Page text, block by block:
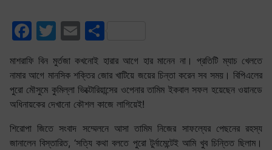
Facebook
Twitter
Email
মাশরাফি বিন মুর্তজা কখনোই হারার আগে হার মানেন না। প্রতিটি ম্যাচ খেলতে
নামার আগে মানসিক শক্তির জোর খাটিয়ে জয়ের চিন্তা করেন সব সময়। বিপিএলের
পুরো মৌসুমে কুমিল্লা ভিক্টোরিয়ান্সের ওপেনার তামিম ইকবাল সফল হয়েছেন ওয়ানডে
অধিনায়কের দেখানো কৌশল কাজে লাগিয়েই!
শিরোপা জিতে সংবাদ সম্মেলনে আসা তামিম নিজের সাফল্যের পেছনের রহস্য
জানালেন বিস্তারিত, ‘সত্যি কথা বলতে পুরো টুর্নামেন্টেই আমি খুব চিন্তিত ছিলাম।